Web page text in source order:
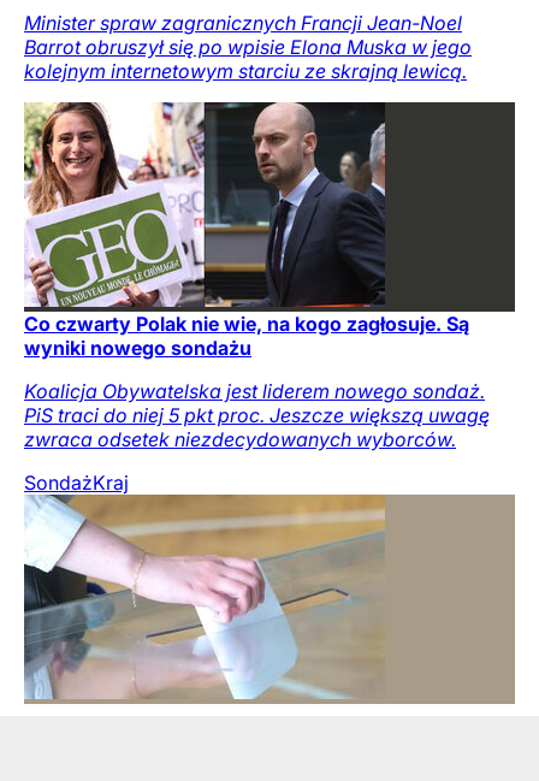
Minister spraw zagranicznych Francji Jean-Noel
Barrot obruszył się po wpisie Elona Muska w jego
kolejnym internetowym starciu ze skrajną lewicą.
Co czwarty Polak nie wie, na kogo zagłosuje. Są
wyniki nowego sondażu
Koalicja Obywatelska jest liderem nowego sondaż.
PiS traci do niej 5 pkt proc. Jeszcze większą uwagę
zwraca odsetek niezdecydowanych wyborców.
SondażKraj